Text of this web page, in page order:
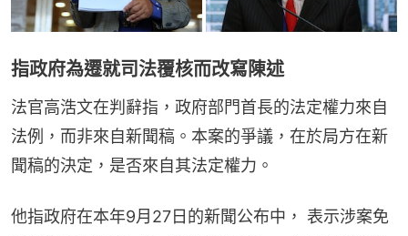
指政府為遷就司法覆核而改寫陳述
法官高浩文在判辭指，政府部門首長的法定權力來自
法例，而非來自新聞稿。本案的爭議，在於局方在新
聞稿的決定，是否來自其法定權力。
他指政府在本年9月27日的新聞公布中， 表示涉案免